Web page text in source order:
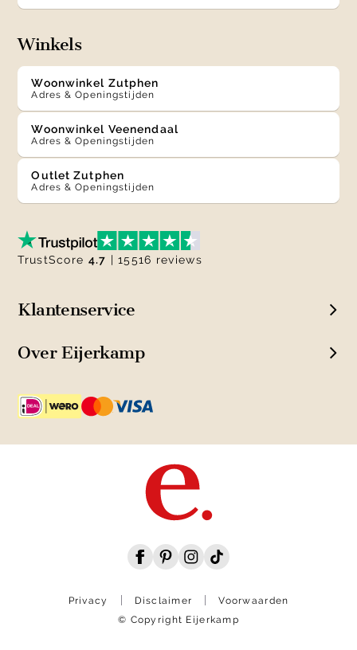
Winkels
Woonwinkel Zutphen
Adres & Openingstijden
Woonwinkel Veenendaal
Adres & Openingstijden
Outlet Zutphen
Adres & Openingstijden
Klantenservice
Over Eijerkamp
TrustScore 4.7 | 15516 reviews
Privacy Disclaimer
Voorwaarden
© Copyright Eijerkamp